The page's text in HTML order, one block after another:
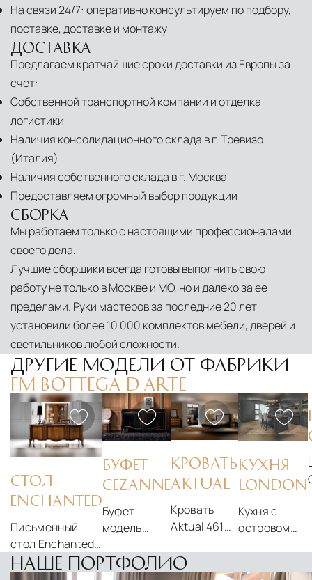
На связи 24/7: оперативно консультируем по подбору,
поставке, доставке и монтажу
ДОСТАВКА
Предлагаем кратчайшие сроки доставки из Европы за
счет:
Собственной транспортной компании и отделка
логистики
Наличия консолидационного склада в г. Тревизо
(Италия)
Наличия собственного склада в г. Москва
Предоставляем огромный выбор продукции
СБОРКА
Мы работаем только с настоящими профессионалами
своего дела.
Лучшие сборщики всегда готовы выполнить свою
работу не только в Москве и МО, но и далеко за ее
пределами. Руки мастеров за последние 20 лет
установили более 10 000 комплектов мебели, дверей и
светильников любой сложности.
ДРУГИЕ МОДЕЛИ ОТ ФАБРИКИ
FM BOTTEGA D ARTE
СТОЛ
ENCHANTED
Письменный
стол Enchanted
603 от фабрики
БУФЕТ
CEZANNE
Буфет
модель
600 от
КРОВАТЬ
AKTUAL
Кровать
Aktual 461
FM Bottega
d Arte
КУХНЯ
LONDON
Кухня с
островом
НАШЕ ПОРТФОЛИО